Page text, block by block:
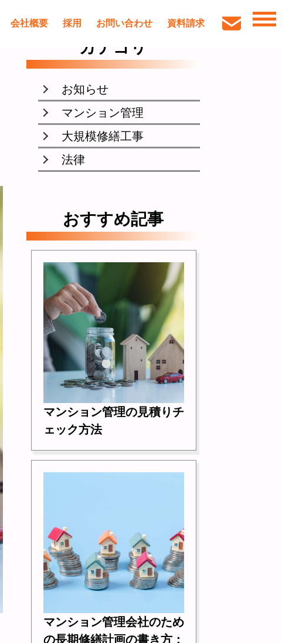
会社概要 採用 お問い合わせ
資料請求
カテゴリ
お知らせ
マンション管理
大規模修繕工事
法律
おすすめ記事
マンション管理の見積りチ
ェック方法
マンション管理会社のため
の長期修繕計画の書き方：